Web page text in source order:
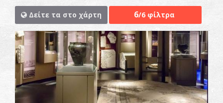
Δείτε τα στο χάρτη 6/6 φίλτρα